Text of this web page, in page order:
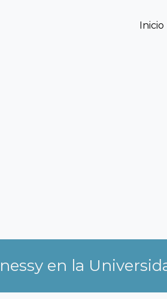
Inicio
en la